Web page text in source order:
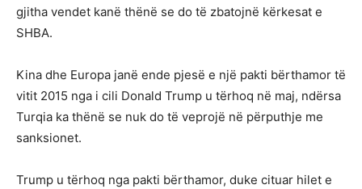
gjitha vendet kanë thënë se do të zbatojnë kërkesat e
SHBA.
Kina dhe Europa janë ende pjesë e një pakti bërthamor të
vitit 2015 nga i cili Donald Trump u tërhoq në maj, ndërsa
Turqia ka thënë se nuk do të veprojë në përputhje me
sanksionet.
Trump u tërhoq nga pakti bërthamor, duke cituar hilet e